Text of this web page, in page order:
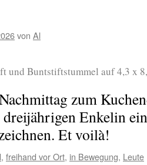
von Al
und Buntstiftstummel auf 4,3 x
zum
Enkelin
Et voilà!
, freihand vor Ort, in Bewegung, Leute